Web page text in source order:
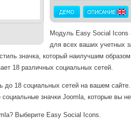
Модуль Easy Social Icons
для всех ваших учетных
значка, который наилучшим
18 различных социальных сетей.
18 социальных сетей на вашем
значки Joomla, которые вы не
Выберите Easy Social Icons.